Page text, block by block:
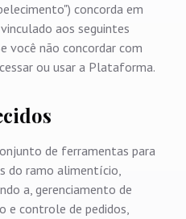
concorda em
aos seguintes
você não concordar com
ou usar a Plataforma.
de ferramentas para
do ramo alimentício,
a, gerenciamento de
e controle de pedidos,